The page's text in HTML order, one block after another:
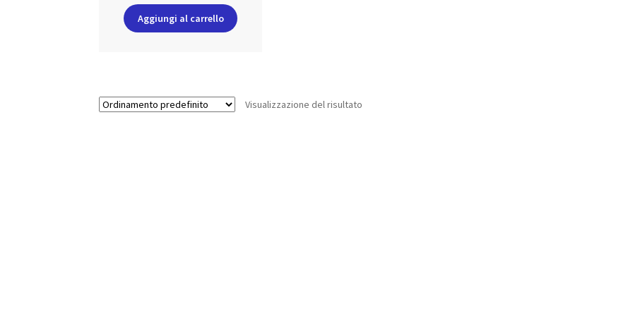
Aggiungi al carrello
Visualizzazione del risultato